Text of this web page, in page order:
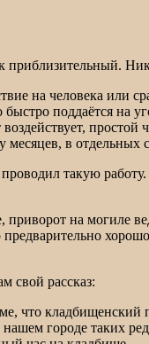
на человека или
поддаётся на
в отдельных
такую
на могиле
свой рассказ:
что
городе таких